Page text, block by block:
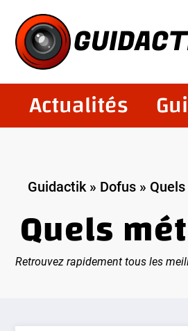
contenu
Actualités
Guidactik» Dofus »
Quels
Retrouvez rapidement tous les